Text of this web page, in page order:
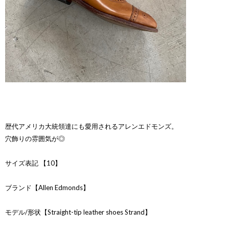
歴代アメリカ大統領達にも愛用されるアレンエドモンズ。
穴飾りの雰囲気が◎
サイズ表記 【10】
ブランド【Allen Edmonds】
モデル/形状【Straight-tip leather shoes Strand】